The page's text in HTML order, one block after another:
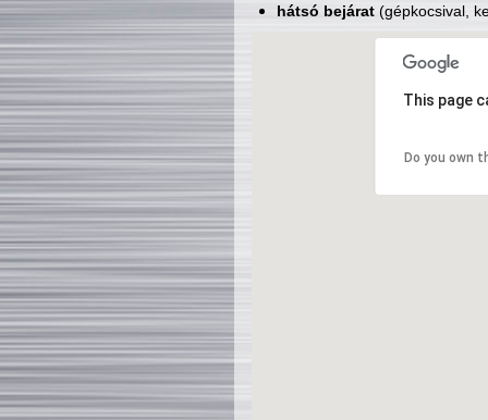
hátsó bejárat(gépkocsival,
This page
Do you own